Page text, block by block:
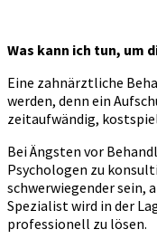
Was kann ich tun, um
Eine zahnärztliche
werden, denn ein
zeitaufwändig,
Bei Ängsten vor
Psychologen zu
schwerwiegender sein,
Spezialist wird in der
professionell zu lösen.